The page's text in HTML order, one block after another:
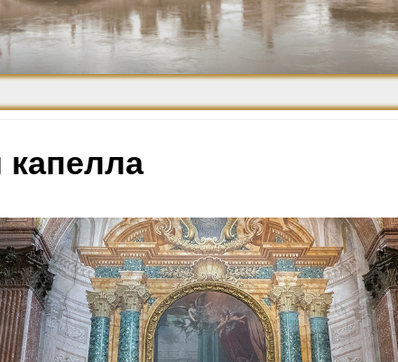
Средневековье
Возрождение и
Барокко
капелла